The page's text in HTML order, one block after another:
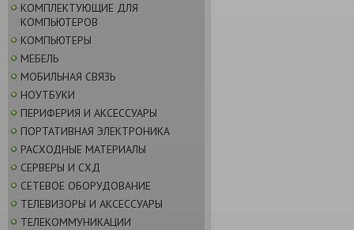
КОМПЛЕКТУЮЩИЕ ДЛЯ
КОМПЬЮТЕРОВ
КОМПЬЮТЕРЫ
МЕБЕЛЬ
МОБИЛЬНАЯ СВЯЗЬ
НОУТБУКИ
ПЕРИФЕРИЯ И АКСЕССУАРЫ
ПОРТАТИВНАЯ ЭЛЕКТРОНИКА
РАСХОДНЫЕ МАТЕРИАЛЫ
СЕРВЕРЫ И СХД
СЕТЕВОЕ ОБОРУДОВАНИЕ
ТЕЛЕВИЗОРЫ И АКСЕССУАРЫ
ТЕЛЕКОММУНИКАЦИИ